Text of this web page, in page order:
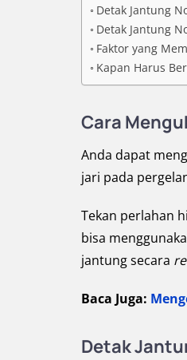
Detak Jantung
Detak Jantung
Faktor yang
Kapan Harus
Cara
Anda dapat
jari pada
Tekan perlahan
bisa
jantung secara
Baca Juga:
Detak